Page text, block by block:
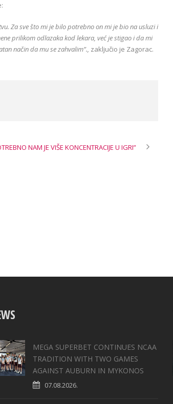
Za sve što mi je bilo potrebno on mi je bio na usluzi i
prilikom odlazaka kod lekara, već je stigao i da mi
način da mu se zahvalim”., zaključio je Zagorac.
NAM JE VIŠE KONCENTRACIJE U IGRI”
MEGA SUPERBET CONTINUES NCAA
TRADITION WITH TWO GAMES
AGAINST AUBURN IN MYKONOS
07.08.2026.